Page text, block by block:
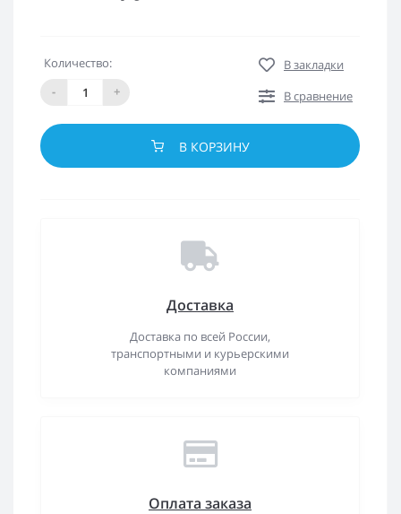
Количество:
-
+
В закладки
В сравнение
В КОРЗИНУ
Доставка
Доставка по всей России,
транспортными и курьерскими
компаниями
Оплата заказа